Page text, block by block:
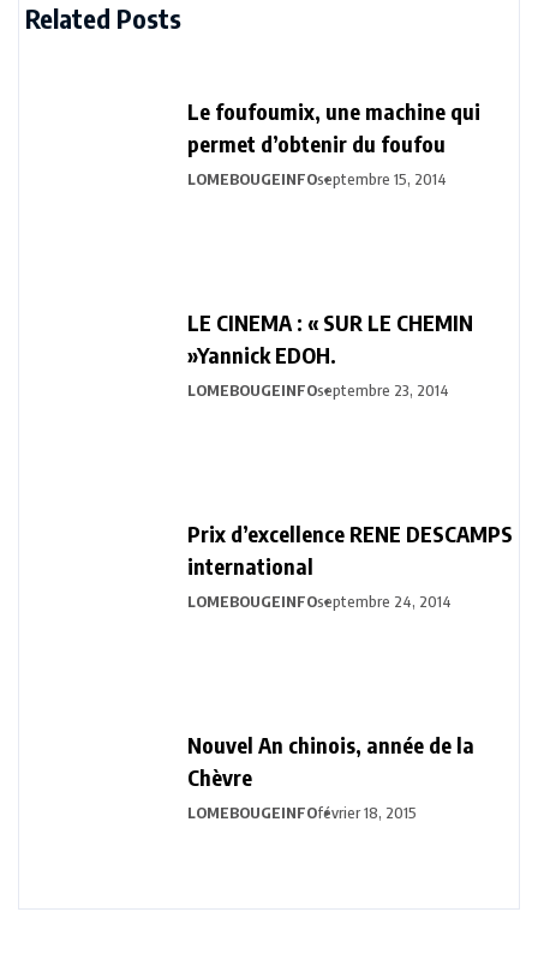
Related Posts
Le foufoumix, une machine qui
permet d’obtenir du foufou
LOMEBOUGEINFOseptembre 15, 2014
LE CINEMA : « SUR LE CHEMIN
»Yannick EDOH.
LOMEBOUGEINFOseptembre 23, 2014
Prix d’excellence RENE DESCAMPS
international
LOMEBOUGEINFOseptembre 24, 2014
Nouvel An chinois, année de la
Chèvre
LOMEBOUGEINFOfévrier 18, 2015